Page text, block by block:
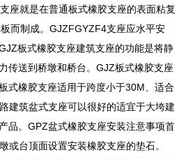
座就是在普通板式橡胶支座的表面粘复
而制成。GJZFGYZF4支座应水平安
板式橡胶支座建筑支座的功能是将静
传送到桥墩和桥台。GJZ板式橡胶支座
式橡胶支座适用于跨度小于30M、适合
建筑盆式支座可以很好的适宜于大垮建
品。GPZ盆式橡胶支座安装注意事项首
或台顶面设置安装橡胶支座的垫石。